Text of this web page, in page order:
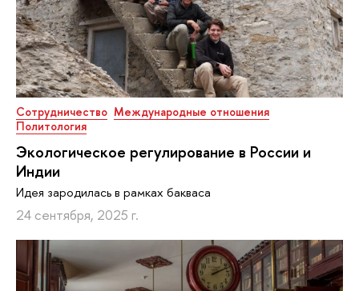
Сотрудничество Международные отношения
Политология
Экологическое регулирование в России и
Индии
Идея зародилась в рамках бакваса
24 сентября, 2025 г.